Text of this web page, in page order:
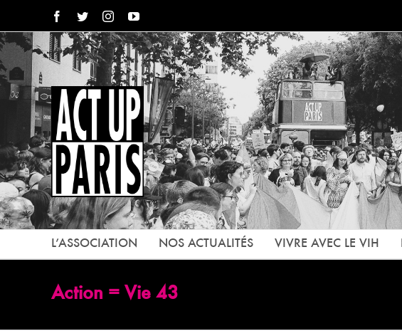
contenu
Facebook
TwitterInstagramYouTube
L’ASSOCIATION NOS ACTUALITÉS VIVRE AVEC LE VIH
Action = Vie 43